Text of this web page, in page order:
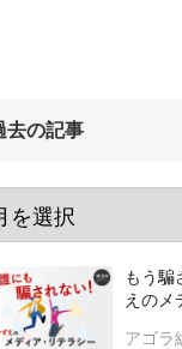
去の記事
もう
えのメ
アゴラ